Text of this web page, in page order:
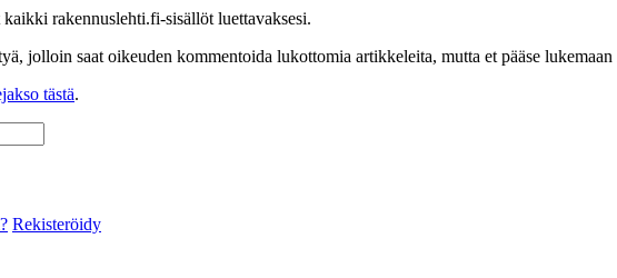
rakennuslehti.fi-sisällöt luettavaksesi.
jolloin saat oikeuden kommentoida lukottomia artikkeleita, mutta et pääse
tästä.
Rekisteröidy